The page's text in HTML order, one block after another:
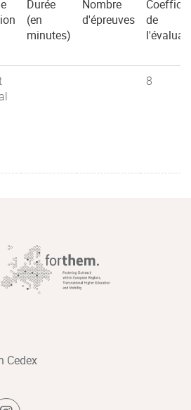
Durée
(en
minutes)
Nombre
d'épreuves
de
8
Cedex